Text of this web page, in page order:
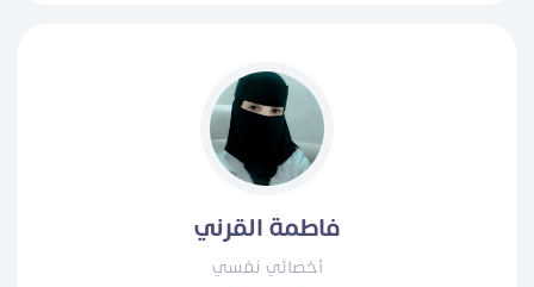
فاطمة القرني
أخصائي نفسي